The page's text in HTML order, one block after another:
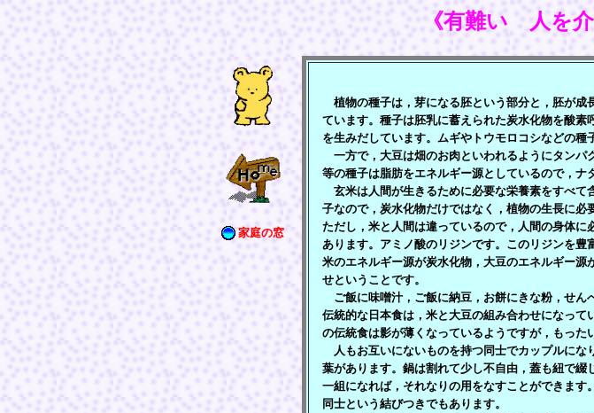
《有難い 人を
家庭の窓
植物の種子は，芽になる胚という部分と，胚が成
ています。種子は胚乳に蓄えられた炭水化物を酸
を生みだしています。ムギやトウモロコシなどの種
一方で，大豆は畑のお肉といわれるようにタンパ
等の種子は脂肪をエネルギー源としているので，ナ
玄米は人間が生きるために必要な栄養素をすべて
子なので，炭水化物だけではなく，植物の生長に必
ただし，米と人間は違っているので，人間の身体
あります。アミノ酸のリジンです。このリジンを豊
米のエネルギー源が炭水化物，大豆のエネルギー
せということです。
ご飯に味噌汁，ご飯に納豆，お餅にきな粉，せん
伝統的な日本食は，米と大豆の組み合わせになっ
の伝統食は影が薄くなっているようですが，もった
人もお互いにないものを持つ同士でカップルにな
葉があります。鍋は割れて少し不自由，蓋も紐で
一組になれば，それなりの用をなすことができま
同士という結びつきでもあります。